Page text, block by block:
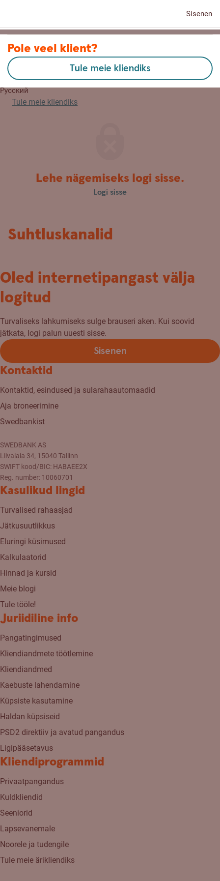
Sisenen
English
Русский
Tule meie kliendiks
Pole veel klient?
Tule meie kliendiks
Lehe nägemiseks logi sisse.
Logi sisse
Suhtluskanalid
Oled internetipangast välja
logitud
Turvaliseks lahkumiseks sulge brauseri aken. Kui soovid
jätkata, logi palun uuesti sisse.
Sisenen
Kontaktid
Kontaktid, esindused ja sularahaautomaadid
Aja broneerimine
Swedbankist
SWEDBANK AS
Liivalaia 34, 15040 Tallinn
SWIFT kood/BIC: HABAEE2X
Reg. number: 10060701
Kasulikud lingid
Turvalised rahaasjad
Jätkusuutlikkus
Eluringi küsimused
Kalkulaatorid
Hinnad ja kursid
Meie blogi
Tule tööle!
Juriidiline info
Pangatingimused
Kliendiandmete töötlemine
Kliendiandmed
Kaebuste lahendamine
Küpsiste kasutamine
Haldan küpsiseid
PSD2 direktiiv ja avatud pangandus
Ligipääsetavus
Kliendiprogrammid
Privaatpangandus
Kuldkliendid
Seeniorid
Lapsevanemale
Noorele ja tudengile
Tule meie ärikliendiks